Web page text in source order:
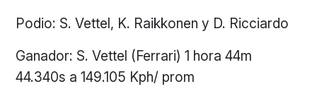
Podio: S. Vettel, K. Raikkonen y D. Ricciardo
Ganador: S. Vettel (Ferrari) 1 hora 44m
44.340s a 149.105 Kph/ prom